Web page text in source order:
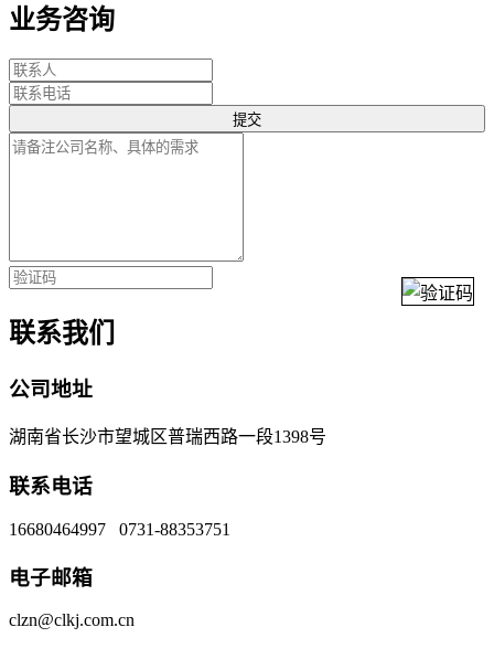
业务咨询
提交
联系我们
公司地址
湖南省长沙市望城区普瑞西路一段1398号
联系电话
16680464997 0731-88353751
电子邮箱
clzn@clkj.com.cn